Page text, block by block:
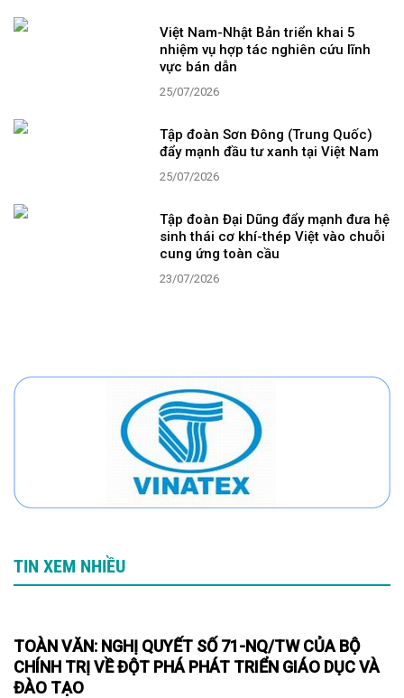
Việt Nam-Nhật Bản triển khai 5
nhiệm vụ hợp tác nghiên cứu lĩnh
vực bán dẫn
25/07/2026
Tập đoàn Sơn Đông (Trung Quốc)
đẩy mạnh đầu tư xanh tại Việt Nam
25/07/2026
Tập đoàn Đại Dũng đẩy mạnh đưa hệ
sinh thái cơ khí-thép Việt vào chuỗi
cung ứng toàn cầu
23/07/2026
TIN XEM NHIỀU
TOÀN VĂN: NGHỊ QUYẾT SỐ 71-NQ/TW CỦA BỘ
CHÍNH TRỊ VỀ ĐỘT PHÁ PHÁT TRIỂN GIÁO DỤC VÀ
ĐÀO TẠO